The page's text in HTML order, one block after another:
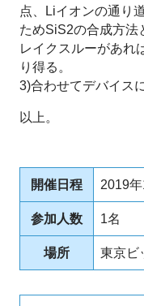
点、Liイオンの通り
ためSiS2の合成方法
レイクスルーがあれ
り得る。
3)合わせてデバイス
以上。
開催日程 2019
参加人数 1名
場所 東京ビ